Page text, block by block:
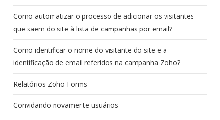
Como automatizar o processo de adicionar os visitantes
que saem do site à lista de campanhas por email?
Como identificar o nome do visitante do site e a
identificação de email referidos na campanha Zoho?
Relatórios Zoho Forms
Convidando novamente usuários